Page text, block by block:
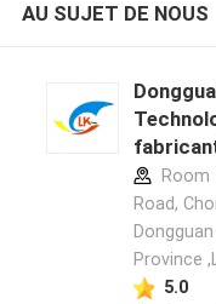
AU SUJET DE NOUS
Room
Road,
Province
5.0